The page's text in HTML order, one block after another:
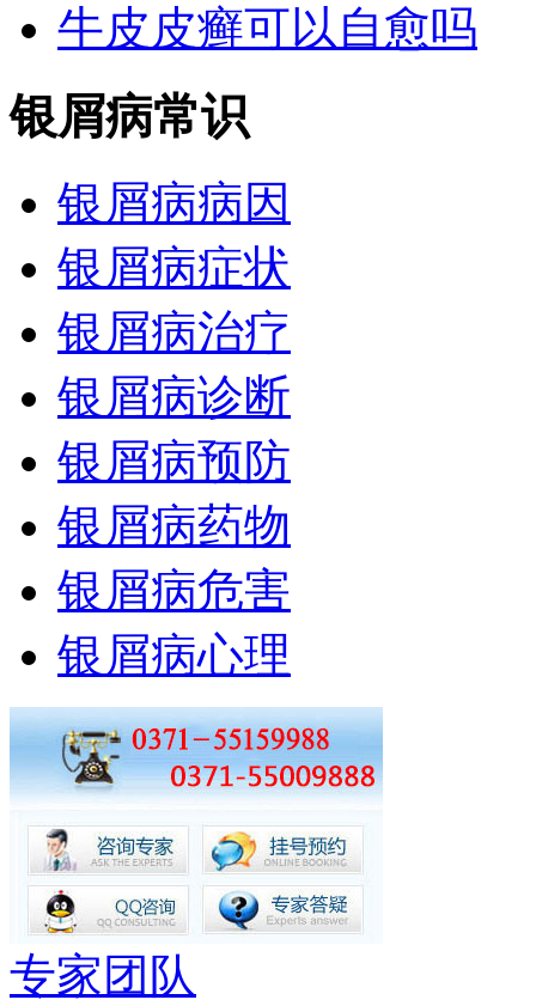
牛皮皮癣可以自愈吗
银屑病常识
银屑病病因
银屑病症状
银屑病治疗
银屑病诊断
银屑病预防
银屑病药物
银屑病危害
银屑病心理
专家团队